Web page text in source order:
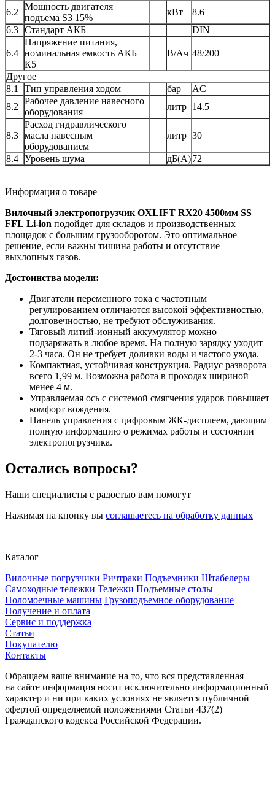
6.2
Мощность двигателя
подъема S3 15%
кВт
8.6
6.3 Стандарт АКБ DIN
6.4
Напряжение питания,
номинальная емкость АКБ
К5
В/Ач 48/200
Другое
8.1
Тип управления ходом бар
AC
8.2
Рабочее давление навесного
оборудования
литр 14.5
8.3
Расход гидравлического
масла навесным
оборудованием
литр 30
8.4 Уровень шума дБ(А)72
Информация о товаре
Вилочный электропогрузчик OXLIFT RX20 4500мм SS
FFL Li-ion подойдет для складов и производственных
площадок с большим грузооборотом. Это оптимальное
решение, если важны тишина работы и отсутствие
выхлопных газов.
Достоинства модели:
Двигатели переменного тока с частотным
регулированием отличаются высокой эффективностью,
долговечностью, не требуют обслуживания.
Тяговый литий-ионный аккумулятор можно
подзаряжать в любое время. На полную зарядку уходит
2-3 часа. Он не требует доливки воды и частого ухода.
Компактная, устойчивая конструкция. Радиус разворота
всего 1,99 м. Возможна работа в проходах шириной
менее 4 м.
Управляемая ось с системой смягчения ударов повышает
комфорт вождения.
Панель управления с цифровым ЖК-дисплеем, дающим
полную информацию о режимах работы и состоянии
электропогрузчика.
Остались вопросы?
Наши специалисты с радостью вам помогут
Нажимая на кнопку вы соглашаетесь на обработку данных
Каталог
Вилочные погрузчики Ричтраки Подъемники Штабелеры
Самоходные тележки Тележки Подъемные столы
Поломоечные машины Грузоподъемное оборудование
Получение и оплата
Сервис и поддержка
Статьи
Покупателю
Контакты
Обращаем ваше внимание на то, что вся представленная
на сайте информация носит исключительно информационный
характер и ни при каких условиях не является публичной
офертой определяемой положениями Статьи 437(2)
Гражданского кодекса Российской Федерации.